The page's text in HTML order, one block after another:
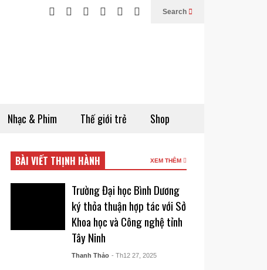
Search
Nhạc & Phim Thế giới trẻ Shop
BÀI VIẾT THỊNH HÀNH XEM THÊM
Trường Đại học Bình Dương
ký thỏa thuận hợp tác với Sở
Khoa học và Công nghệ tỉnh
Tây Ninh
Thanh Thảo - Th12 27, 2025